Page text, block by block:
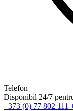
Telefon
Disponibil 24/7
+373 (0) 77 802 111